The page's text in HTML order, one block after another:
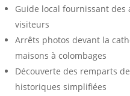
Guide local fournissant des
visiteurs
Arrêts photos devant la
maisons à colombages
Découverte des remparts
historiques simplifiées